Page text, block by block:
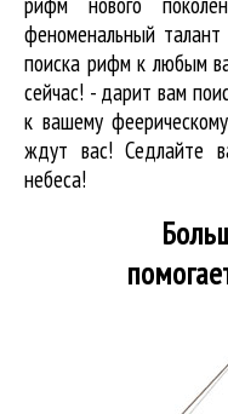
феноменальный
поиска рифмк любым
сейчас! - дарит вам
к вашему
ждут вас! Седлайте
небеса!